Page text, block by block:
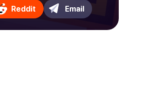
Reddit Email